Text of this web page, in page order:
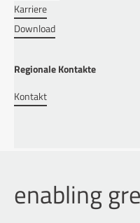
Karriere
Download
Regionale Kontakte
Kontakt
enabling